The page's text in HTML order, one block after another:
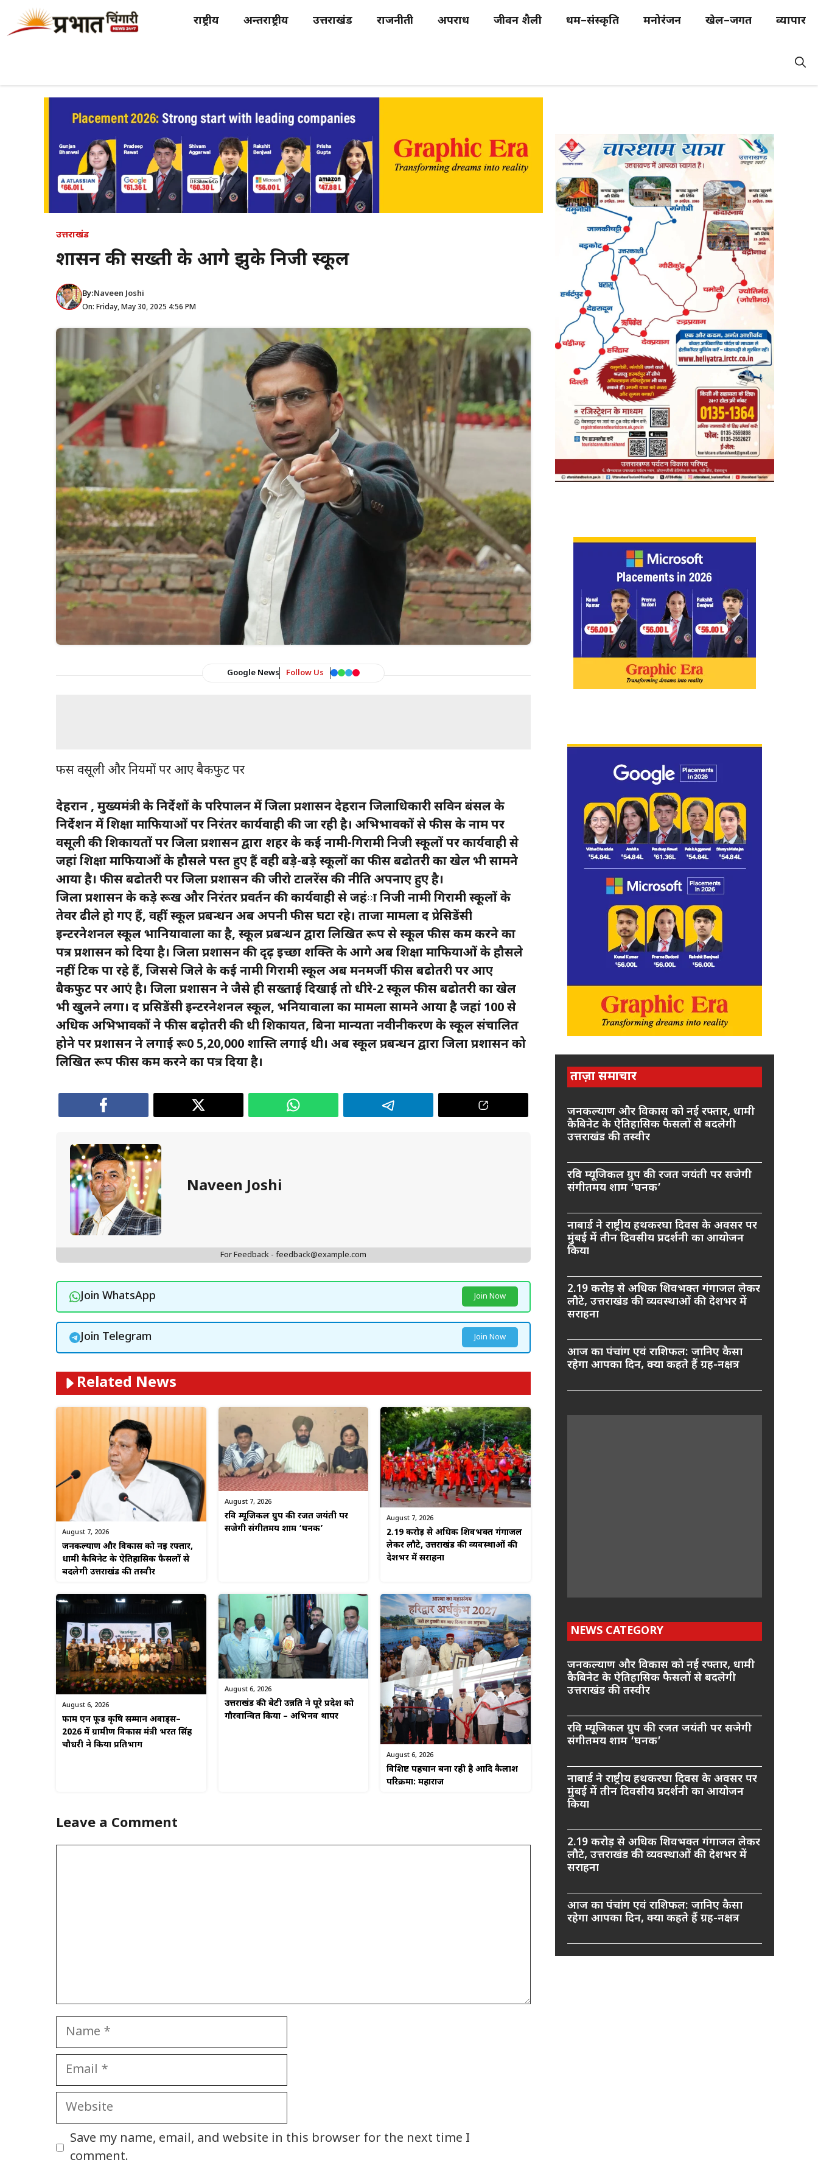
राष्ट्रीय अन्तर्राष्ट्रीय उत्तराखंड राजनीती अपराध जीवन शैली धर्म–संस्कृति मनोरंजन खेल–जगत व्यापार
उत्तराखंड
प्रशासन की सख्ती के आगे झुके निजी स्कूल
By:Naveen Joshi
On: Friday, May 30, 2025 4:56 PM
Google News Follow Us
फीस वसूली और नियमों पर आए बैकफुट पर
देहरादून , मुख्यमंत्री के निर्देशों के परिपालन में जिला प्रशासन देहरादून जिलाधिकारी सविन बंसल के
निर्देशन में शिक्षा माफियाओं पर निरंतर कार्यवाही की जा रही है। अभिभावकों से फीस के नाम पर
वसूली की शिकायतों पर जिला प्रशासन द्वारा शहर के कई नामी-गिरामी निजी स्कूलों पर कार्यवाही से
जहां शिक्षा माफियाओं के हौसले पस्त हुए हैं वही बड़े-बड़े स्कूलों का फीस बढोतरी का खेल भी सामने
आया है। फीस बढोतरी पर जिला प्रशासन की जीरो टालरेंस की नीति अपनाए हुए है।
जिला प्रशासन के कड़े रूख और निरंतर प्रवर्तन की कार्यवाही से जहंा निजी नामी गिरामी स्कूलों के
तेवर ढीले हो गए हैं, वहीं स्कूल प्रबन्धन अब अपनी फीस घटा रहे। ताजा मामला द प्रेसिडेंसी
इन्टरनेशनल स्कूल भानियावाला का है, स्कूल प्रबन्धन द्वारा लिखित रूप से स्कूल फीस कम करने का
पत्र प्रशासन को दिया है। जिला प्रशासन की दृढ़ इच्छा शक्ति के आगे अब शिक्षा माफियाओं के हौसले
नहीं टिक पा रहे हैं, जिससे जिले के कई नामी गिरामी स्कूल अब मनमर्जी फीस बढोतरी पर आए
बैकफुट पर आएं है। जिला प्रशासन ने जैसे ही सख्ताई दिखाई तो धीरे-2 स्कूल फीस बढोतरी का खेल
भी खुलने लगा। द प्रसिडेंसी इन्टरनेशनल स्कूल, भनियावाला का मामला सामने आया है जहां 100 से
अधिक अभिभावकों ने फीस बढ़ोतरी की थी शिकायत, बिना मान्यता नवीनीकरण के स्कूल संचालित
होने पर प्रशासन ने लगाई रू0 5,20,000 शास्ति लगाई थी। अब स्कूल प्रबन्धन द्वारा जिला प्रशासन को
लिखित रूप फीस कम करने का पत्र दिया है।
Naveen Joshi
For Feedback - feedback@example.com
Join WhatsApp Join Now
Join Telegram Join Now
Related News
August 7, 2026
जनकल्याण और विकास को नई रफ्तार,
धामी कैबिनेट के ऐतिहासिक फैसलों से
बदलेगी उत्तराखंड की तस्वीर
August 7, 2026
रवि म्यूजिकल ग्रुप की रजत जयंती पर
सजेगी संगीतमय शाम ‘घनक’
August 7, 2026
2.19 करोड़ से अधिक शिवभक्त गंगाजल
लेकर लौटे, उत्तराखंड की व्यवस्थाओं की
देशभर में सराहना
August 6, 2026
फार्म एन फूड कृषि सम्मान अवार्ड्स–
2026 में ग्रामीण विकास मंत्री भरत सिंह
चौधरी ने किया प्रतिभाग
August 6, 2026
उत्तराखंड की बेटी उन्नति ने पूरे प्रदेश को
गौरवान्वित किया – अभिनव थापर
August 6, 2026
विशिष्ट पहचान बना रही है आदि कैलाश
परिक्रमा: महाराज
Leave a Comment
Name
Email
Website
Save my name, email, and website in this browser for the next time I
comment.
ताज़ा समाचार
जनकल्याण और विकास को नई रफ्तार, धामी
कैबिनेट के ऐतिहासिक फैसलों से बदलेगी
उत्तराखंड की तस्वीर
रवि म्यूजिकल ग्रुप की रजत जयंती पर सजेगी
संगीतमय शाम ‘घनक’
नाबार्ड ने राष्ट्रीय हथकरघा दिवस के अवसर पर
मुंबई में तीन दिवसीय प्रदर्शनी का आयोजन
किया
2.19 करोड़ से अधिक शिवभक्त गंगाजल लेकर
लौटे, उत्तराखंड की व्यवस्थाओं की देशभर में
सराहना
आज का पंचांग एवं राशिफल: जानिए कैसा
रहेगा आपका दिन, क्या कहते हैं ग्रह-नक्षत्र
NEWS CATEGORY
जनकल्याण और विकास को नई रफ्तार, धामी
कैबिनेट के ऐतिहासिक फैसलों से बदलेगी
उत्तराखंड की तस्वीर
रवि म्यूजिकल ग्रुप की रजत जयंती पर सजेगी
संगीतमय शाम ‘घनक’
नाबार्ड ने राष्ट्रीय हथकरघा दिवस के अवसर पर
मुंबई में तीन दिवसीय प्रदर्शनी का आयोजन
किया
2.19 करोड़ से अधिक शिवभक्त गंगाजल लेकर
लौटे, उत्तराखंड की व्यवस्थाओं की देशभर में
सराहना
आज का पंचांग एवं राशिफल: जानिए कैसा
रहेगा आपका दिन, क्या कहते हैं ग्रह-नक्षत्र